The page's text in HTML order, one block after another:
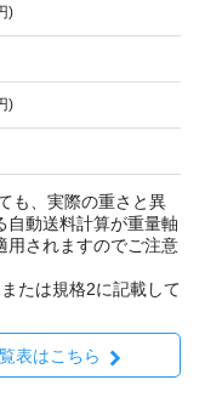
)
)
も、実際の重さと異
自動送料計算が重量軸
用されますのでご注意
たは規格2に記載して
表はこちら